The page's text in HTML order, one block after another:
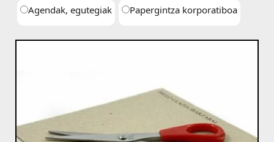
Agendak, egutegiak Papergintza korporatiboa